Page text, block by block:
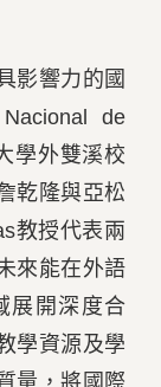
影響力的國
de
學外雙溪校
乾隆與亞松
教授代表兩
來能在外語
展開深度合
學資源及學
量，將國際